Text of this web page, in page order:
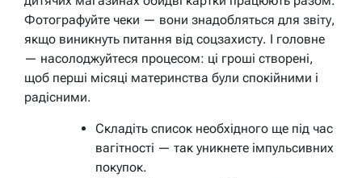
Фотографуйте чеки — вони знадобляться для звіту,
якщо виникнуть питання від соцзахисту. І головне
— насолоджуйтеся процесом: ці гроші створені,
щоб перші місяці материнства були спокійними і
радісними.
Складіть список необхідного ще під час
вагітності — так уникнете імпульсивних
покупок.